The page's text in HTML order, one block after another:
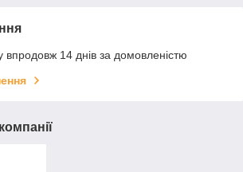
впродовж 14 днів за домовленістю